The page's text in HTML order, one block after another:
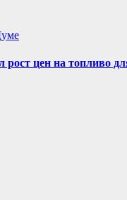
цен на топливо